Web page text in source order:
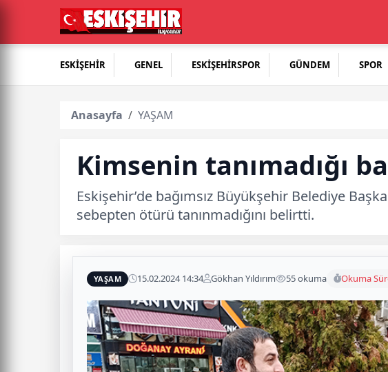
ESKİŞEHİR GENEL ESKİŞEHİRSPOR GÜNDEM SPOR
Anasayfa YAŞAM
Kimsenin tanımadığı
Eskişehir’de bağımsız Büyükşehir Belediye
sebepten ötürü tanınmadığını belirtti.
YAŞAM 15.02.2024 14:34 Gökhan Yıldırım 55 okuma Okuma